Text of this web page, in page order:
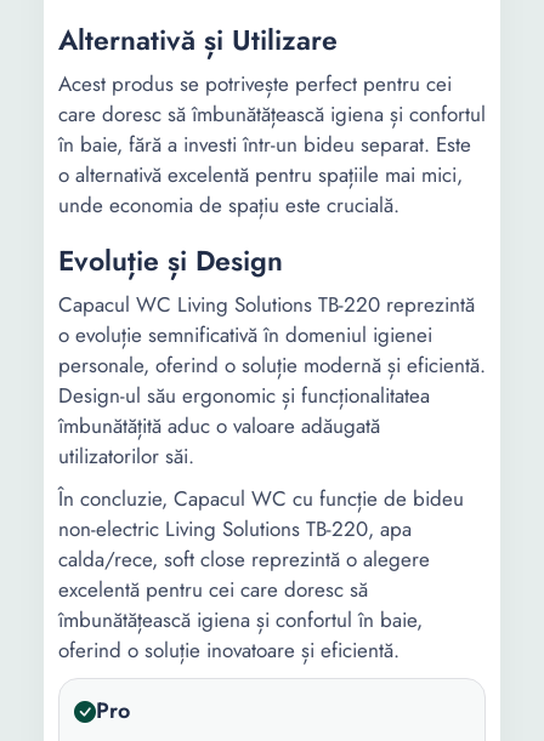
Alternativă și Utilizare
Acest produs se potrivește perfect pentru cei
care doresc să îmbunătățească igiena și confortul
în baie, fără a investi într-un bideu separat. Este
o alternativă excelentă pentru spațiile mai mici,
unde economia de spațiu este crucială.
Evoluție și Design
Capacul WC Living Solutions TB-220 reprezintă
o evoluție semnificativă în domeniul igienei
personale, oferind o soluție modernă și eficientă.
Design-ul său ergonomic și funcționalitatea
îmbunătățită aduc o valoare adăugată
utilizatorilor săi.
În concluzie, Capacul WC cu funcție de bideu
non-electric Living Solutions TB-220, apa
calda/rece, soft close reprezintă o alegere
excelentă pentru cei care doresc să
îmbunătățească igiena și confortul în baie,
oferind o soluție inovatoare și eficientă.
Pro